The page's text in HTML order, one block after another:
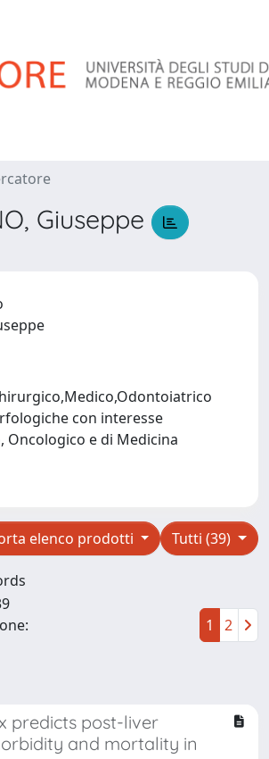
Giuseppe
con interesse
Oncologico e di Medicina
Tutti (39)
elenco prodotti
1 2
predicts post-liver
and mortality in